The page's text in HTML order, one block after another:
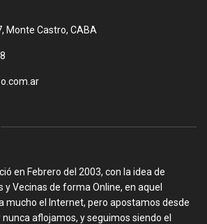
Monte Castro, CABA
en Febrero del 2003, con la idea de
Vecinas de forma Online, en aquel
mucho el Internet, pero apostamos desde
aflojamos, y seguimos siendo el